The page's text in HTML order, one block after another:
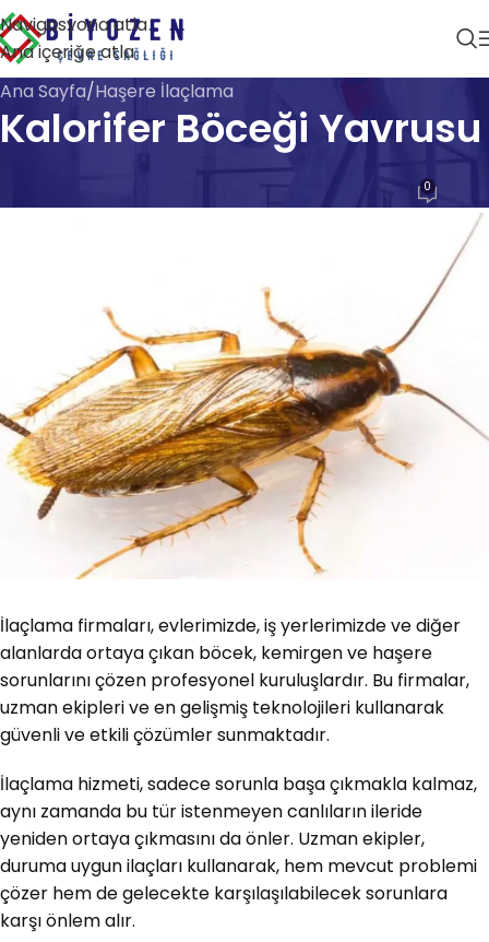
Navigasyona atla
Ana içeriğe atla
Ana Sayfa Haşere İlaçlama
Kalorifer Böceği Yavrusu
HAŞERE İLAÇLAMA
0
İlaçlama firmaları, evlerimizde, iş yerlerimizde ve diğer
alanlarda ortaya çıkan böcek, kemirgen ve haşere
sorunlarını çözen profesyonel kuruluşlardır. Bu firmalar,
uzman ekipleri ve en gelişmiş teknolojileri kullanarak
güvenli ve etkili çözümler sunmaktadır.
İlaçlama hizmeti, sadece sorunla başa çıkmakla kalmaz,
aynı zamanda bu tür istenmeyen canlıların ileride
yeniden ortaya çıkmasını da önler. Uzman ekipler,
duruma uygun ilaçları kullanarak, hem mevcut problemi
çözer hem de gelecekte karşılaşılabilecek sorunlara
karşı önlem alır.